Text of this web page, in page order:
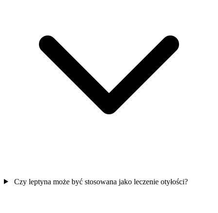
Czy leptyna może być stosowana jako leczenie otyłości?